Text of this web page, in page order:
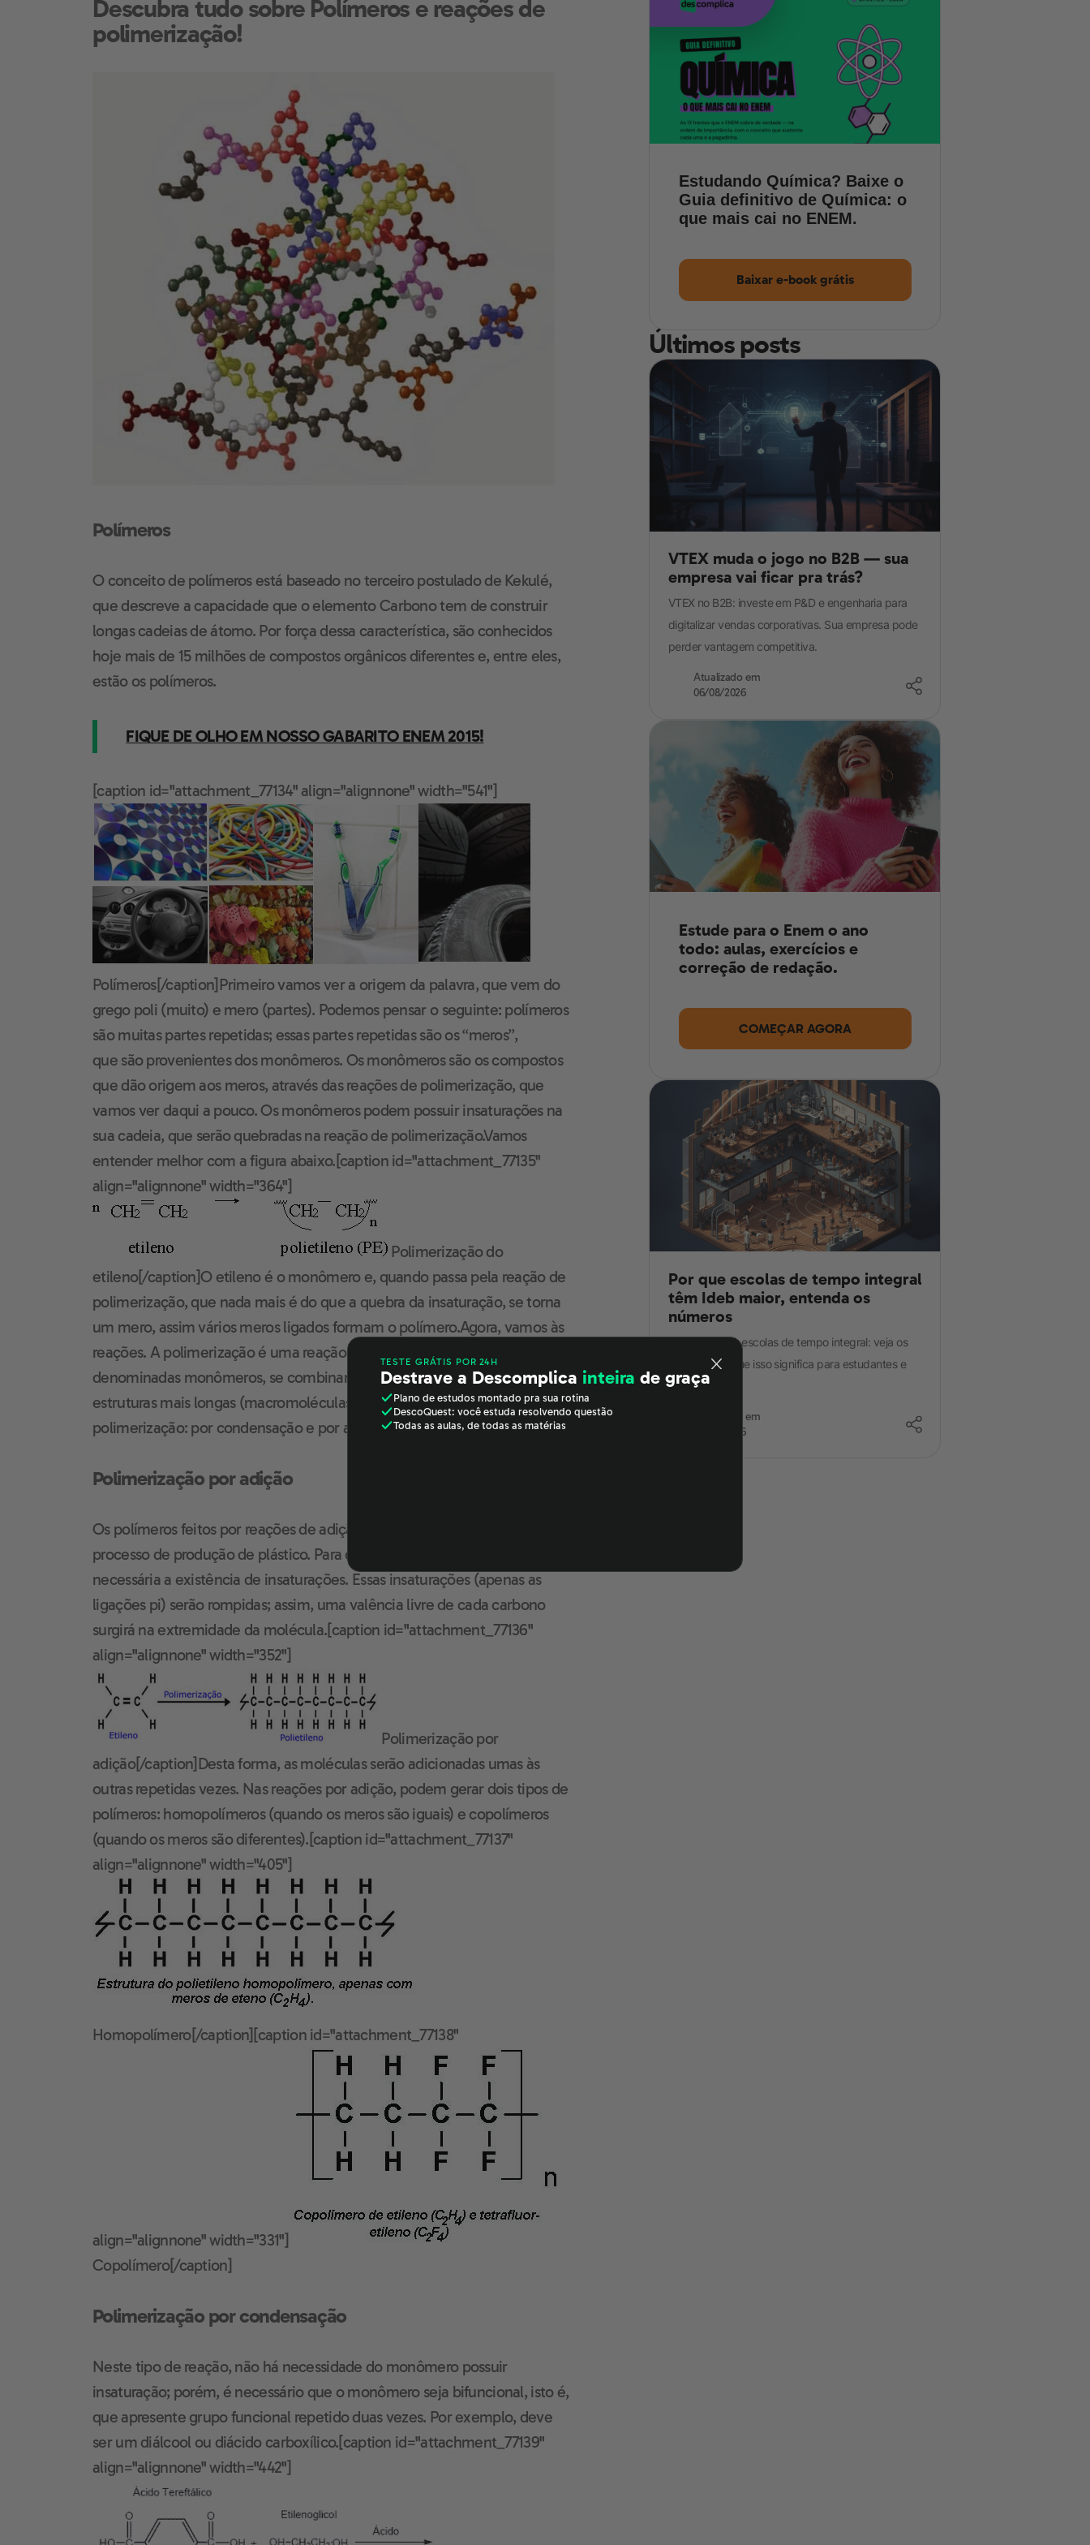
Descubra tudo sobre Polímeros e reações de
polimerização!
Polímeros
O conceito de polímeros está baseado no terceiro postulado de Kekulé,
que descreve a capacidade que o elemento Carbono tem de construir
longas cadeias de átomo. Por força dessa característica, são conhecidos
hoje mais de 15 milhões de compostos orgânicos diferentes e, entre eles,
estão os polímeros.
FIQUE DE OLHO EM NOSSO GABARITO ENEM 2015!
[caption id="attachment_77134" align="alignnone" width="541"]
Polímeros[/caption]Primeiro vamos ver a origem da palavra, que vem do
grego poli (muito) e mero (partes). Podemos pensar o seguinte: polímeros
são muitas partes repetidas; essas partes repetidas são os “meros”,
que são provenientes dos monômeros. Os monômeros são os compostos
que dão origem aos meros, através das reações de polimerização, que
vamos ver daqui a pouco. Os monômeros podem possuir insaturações na
sua cadeia, que serão quebradas na reação de polimerização.Vamos
entender melhor com a figura abaixo.[caption id="attachment_77135"
align="alignnone" width="364"]
Polimerização do
etileno[/caption]O etileno é o monômero e, quando passa pela reação de
polimerização, que nada mais é do que a quebra da insaturação, se torna
um mero, assim vários meros ligados formam o polímero.Agora, vamos às
reações. A polimerização é uma reação em que as pequenas moléculas,
denominadas monômeros, se combinam quimicamente para formar
estruturas mais longas (macromoléculas). Existem dois tipos de
polimerização: por condensação e por adição.
Polimerização por adição
Os polímeros feitos por reações de adição constituem o principal
processo de produção de plástico. Para que as estruturas se liguem, é
necessária a existência de insaturações. Essas insaturações (apenas as
ligações pi) serão rompidas; assim, uma valência livre de cada carbono
surgirá na extremidade da molécula.[caption id="attachment_77136"
align="alignnone" width="352"]
Polimerização por
adição[/caption]Desta forma, as moléculas serão adicionadas umas às
outras repetidas vezes. Nas reações por adição, podem gerar dois tipos de
polímeros: homopolímeros (quando os meros são iguais) e copolímeros
(quando os meros são diferentes).[caption id="attachment_77137"
align="alignnone" width="405"]
Homopolímero[/caption][caption id="attachment_77138"
align="alignnone" width="331"]
Copolímero[/caption]
Polimerização por condensação
Neste tipo de reação, não há necessidade do monômero possuir
insaturação; porém, é necessário que o monômero seja bifuncional, isto é,
que apresente grupo funcional repetido duas vezes. Por exemplo, deve
ser um diálcool ou diácido carboxílico.[caption id="attachment_77139"
align="alignnone" width="442"]
de Química para
o ENEM
Estudando Química? Baixe o
Guia definitivo de Química: o
que mais cai no ENEM.
Baixar e-book grátis
Últimos posts
VTEX muda o jogo no B2B — sua
empresa vai ficar pra trás?
VTEX no B2B: investe em P&D e engenharia para
digitalizar vendas corporativas. Sua empresa pode
perder vantagem competitiva.
Atualizado em
06/08/2026
Estude para o Enem o ano
todo: aulas, exercícios e
correção de redação.
COMEÇAR AGORA
Por que escolas de tempo integral
têm Ideb maior, entenda os
números
Ideb maior em escolas de tempo integral: veja os
números e o que isso significa para estudantes e
famílias.
Atualizado em
06/08/2026
TESTE GRÁTIS POR 24H
Destrave a Descomplica inteira de graça
Plano de estudos montado pra sua rotina
DescoQuest: você estuda resolvendo questão
Todas as aulas, de todas as matérias